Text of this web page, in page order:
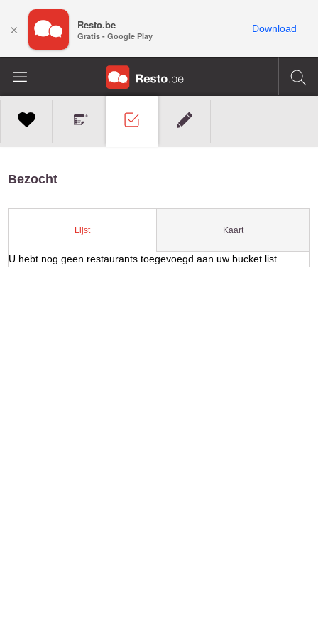
Bezocht
Lijst Kaart
U hebt nog geen restaurants toegevoegd aan uw bucket list.
× Resto.be
Gratis - Google Play
Download